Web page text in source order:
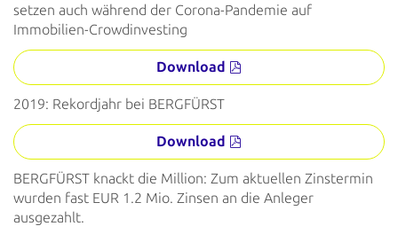
setzen auch während der Corona-Pandemie auf
Immobilien-Crowdinvesting
Download
2019: Rekordjahr bei BERGFÜRST
Download
BERGFÜRST knackt die Million: Zum aktuellen Zinstermin
wurden fast EUR 1.2 Mio. Zinsen an die Anleger
ausgezahlt.